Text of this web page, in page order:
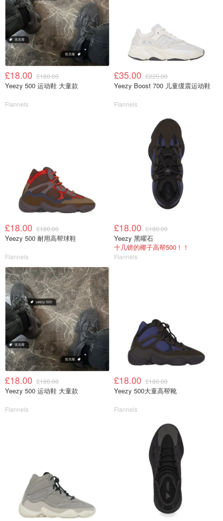
£18.00 £180.00
Yeezy 500 运动鞋 大童款
Flannels
£35.00 £220.00
Yeezy Boost 700 儿童缓震运动鞋
Flannels
£18.00 £180.00
Yeezy 500 耐用高帮球鞋
Flannels
£18.00 £180.00
Yeezy 黑曜石
十几镑的椰子高帮500！！
Flannels
£18.00 £180.00
Yeezy 500 运动鞋 大童款
Flannels
£18.00 £180.00
Yeezy 500大童高帮靴
Flannels